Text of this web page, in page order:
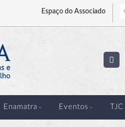
Espaço do Associado
Enamatra Eventos TJC